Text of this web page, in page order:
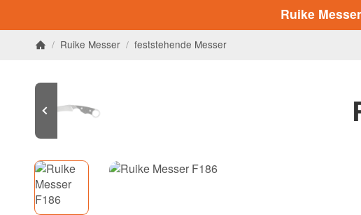
Ruike Messer
/ Ruike Messer / feststehende Messer